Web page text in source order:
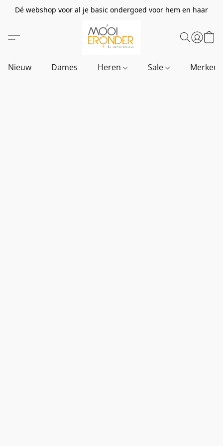
Dé webshop voor al je basic ondergoed voor hem en haar
Nieuw Dames Heren Sale Merken